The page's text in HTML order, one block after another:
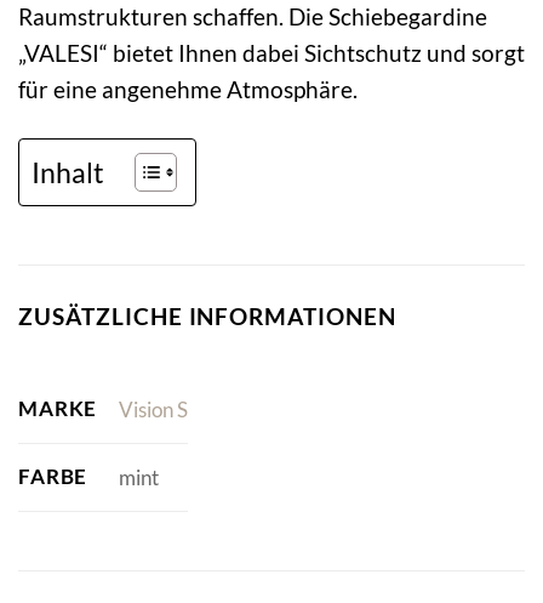
Raumstrukturen schaffen. Die Schiebegardine
„VALESI“ bietet Ihnen dabei Sichtschutz und sorgt
für eine angenehme Atmosphäre.
Inhalt
ZUSÄTZLICHE INFORMATIONEN
MARKE Vision S
FARBE mint